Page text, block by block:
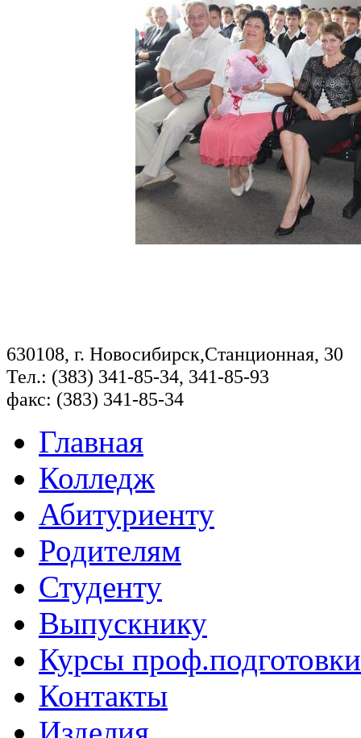
630108, г. Новосибирск,Станционная, 30
Тел.: (383) 341-85-34, 341-85-93
факс: (383) 341-85-34
Главная
Колледж
Абитуриенту
Родителям
Студенту
Выпускнику
Курсы проф.подготовки
Контакты